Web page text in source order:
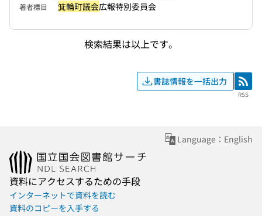
著者標目 箕輪町議会広報特別委員会
検索結果は以上です。
書誌情報を一括出力 RSS
RSS
Language：English
資料にアクセスするための手段
インターネットで資料を読む
資料のコピーを入手する